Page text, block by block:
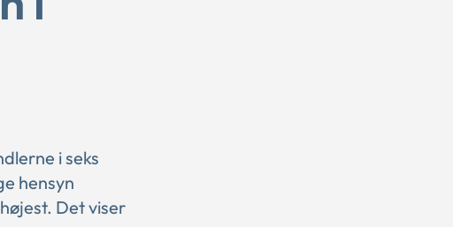
i seks
hensyn
Det viser